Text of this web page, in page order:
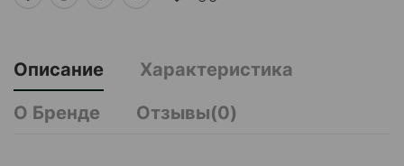
Описание
Характеристика
О Бренде
Отзывы(0)